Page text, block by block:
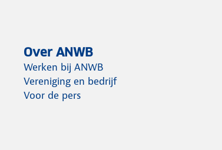
Over ANWB
Werken bij ANWB
Vereniging en bedrijf
Voor de pers